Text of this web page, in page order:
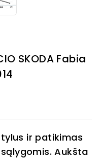
SKODA Fabia
ir patikimas
Aukšta